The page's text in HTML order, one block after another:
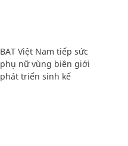
BAT Việt Nam tiếp sức
phụ nữ vùng biên giới
phát triển sinh kế